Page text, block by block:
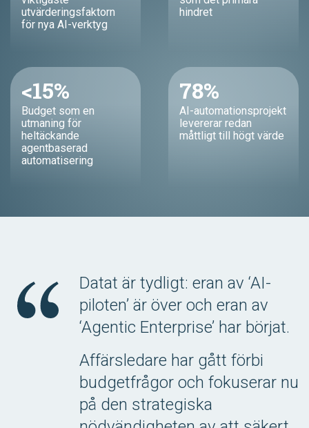
utvärderingsfaktorn
för nya AI-verktyg
hindret
<15%
Budget som en
utmaning för
heltäckande
agentbaserad
automatisering
78%
AI-automationsprojekt
levererar redan
måttligt till högt värde
Datat är tydligt: eran av ‘AI-
piloten’ är över och eran av
‘Agentic Enterprise’ har börjat.
Affärsledare har gått förbi
budgetfrågor och fokuserar nu
på den strategiska